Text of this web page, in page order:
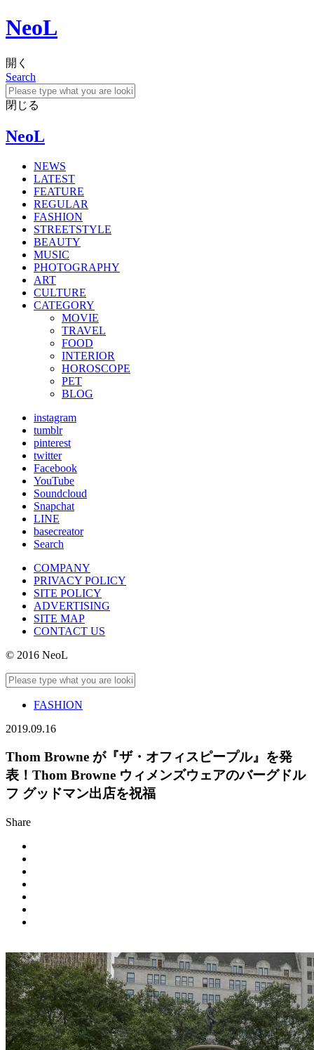
NeoL
開く
Search
閉じる
NeoL
NEWS
LATEST
FEATURE
REGULAR
FASHION
STREETSTYLE
BEAUTY
MUSIC
PHOTOGRAPHY
ART
CULTURE
CATEGORY
MOVIE
TRAVEL
FOOD
INTERIOR
HOROSCOPE
PET
BLOG
instagram
tumblr
pinterest
twitter
Facebook
YouTube
Soundcloud
Snapchat
LINE
basecreator
Search
COMPANY
PRIVACY POLICY
SITE POLICY
ADVERTISING
SITE MAP
CONTACT US
© 2016 NeoL
FASHION
2019.09.16
Thom Browne が『ザ・オフィスピープル』を発
表！Thom Browne ウィメンズウェアのバーグドル
フ グッドマン出店を祝福
Share